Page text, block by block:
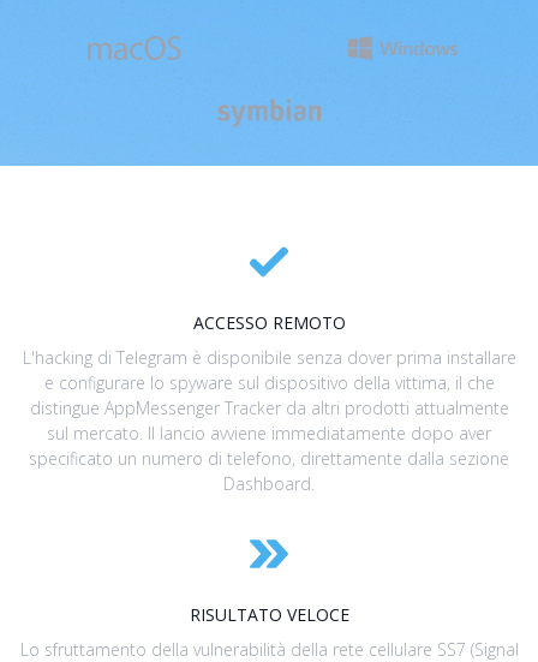
ACCESSO REMOTO
L'hacking di Telegram è disponibile senza dover prima installare
e configurare lo spyware sul dispositivo della vittima, il che
distingue AppMessenger Tracker da altri prodotti attualmente
sul mercato. Il lancio avviene immediatamente dopo aver
specificato un numero di telefono, direttamente dalla sezione
Dashboard.
RISULTATO VELOCE
Lo sfruttamento della vulnerabilità della rete cellulare SS7 (Signal